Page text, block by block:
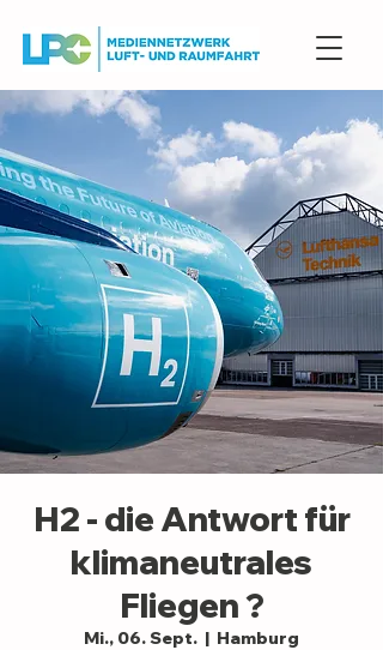
H2 - die Antwort für
klimaneutrales
Fliegen ?
Mi., 06. Sept.
  |
Hamburg